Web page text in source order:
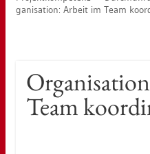
ga­ni­sa­ti­on: Ar­beit im Team
Team